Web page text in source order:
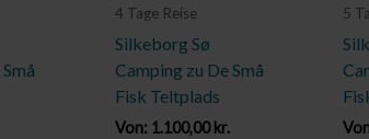
4 Tage Reise
Silkeborg Sø
Camping zu De Små
Fisk Teltplads
Von: 1.100,00kr.
5